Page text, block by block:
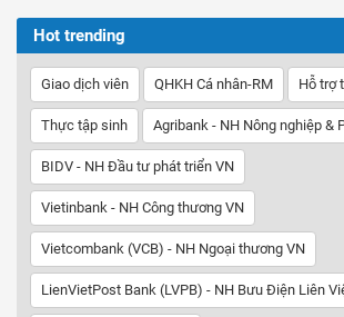
Hot trending
Giao dịch viên QHKH Cá nhân-RM Hỗ trợ
Thực tập sinh Agribank - NH Nông nghiệp &
BIDV - NH Đầu tư phát triển VN
Vietinbank - NH Công thương VN
Vietcombank (VCB) - NH Ngoại thương VN
LienVietPost Bank (LVPB) - NH Bưu Điện Liên